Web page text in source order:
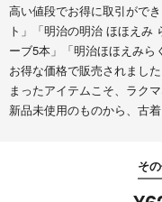
高い値段でお得に取引がで
ト」「明治の明治 ほほえみ
ーブ5本」「明治ほほえみら
お得な価格で販売されまし
まったアイテムこそ、ラク
新品未使用のものから、古
そ